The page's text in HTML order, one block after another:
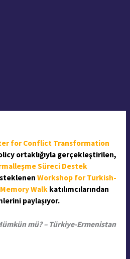
for Conflict Transformation
ortaklığıyla gerçekleştirilen,
Süreci Destek
Workshop for Turkish-
Walk katılımcılarından
paylaşıyor.
mü? – Türkiye-Ermenistan